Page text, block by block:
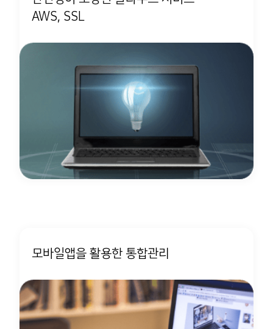
AWS, SSL
모바일앱을 활용한 통합관리